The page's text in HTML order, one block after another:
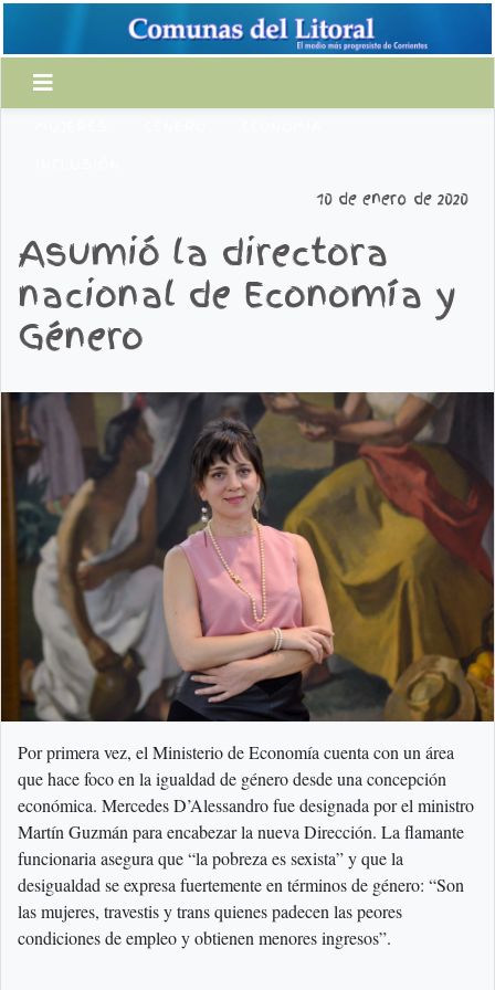
10 de enero de 2020
Asumió la directora
nacional de Economía y
Género
Por primera vez, el Ministerio de Economía cuenta con un área
que hace foco en la igualdad de género desde una concepción
económica. Mercedes D’Alessandro fue designada por el ministro
Martín Guzmán para encabezar la nueva Dirección. La flamante
funcionaria asegura que “la pobreza es sexista” y que la
desigualdad se expresa fuertemente en términos de género: “Son
las mujeres, travestis y trans quienes padecen las peores
condiciones de empleo y obtienen menores ingresos”.